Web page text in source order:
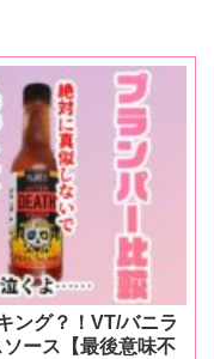
ング？！VT/バニラ
ース【最後意味不